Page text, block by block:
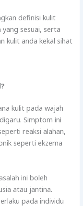
definisi kulit
sesuai, serta
kulit anda kekal sihat
kulit pada wajah
Simptom ini
reaksi alahan,
seperti ekzema
ini boleh
atau jantina.
pada individu